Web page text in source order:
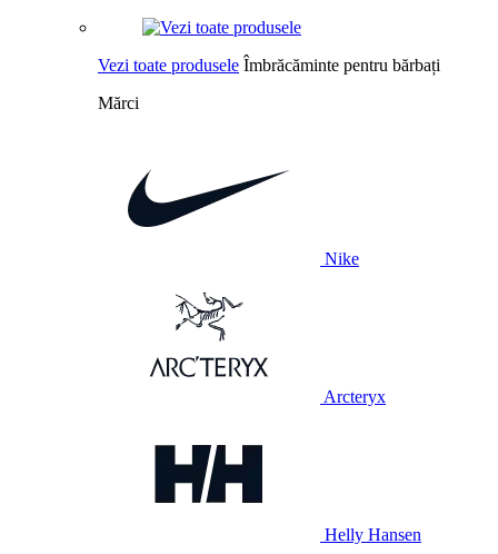
Vezi toate produsele Îmbrăcăminte pentru bărbați
Mărci
Nike
Arcteryx
Helly Hansen